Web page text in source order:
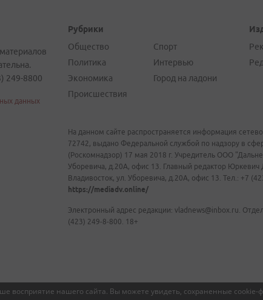
восприятие нашего сайта. Вы можете увидеть, сохраненные
249-8800
данных
Рубрики
Общество
Политика
Экономика
Происшествия
Спорт
Интервью
Город на ладони
На данном сайте распространяется информация
72742, выдано Федеральной службой по надзору в
(Роскомнадзор) 17 мая 2018 г. Учредитель ООО
Уборевича, д.20А, офис 13. Главный редактор
Владивосток, ул. Уборевича, д.20А, офис 13. Тел.: +7
https://mediadv.online/
Электронный адрес редакции: vladnews@inbox.ru.
(423) 249-8-800. 18+